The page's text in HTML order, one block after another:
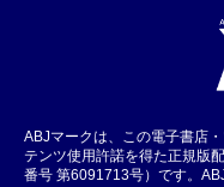
ABJマークは、この電子書店
テンツ使用許諾を得た正規版
番号 第6091713号）です。